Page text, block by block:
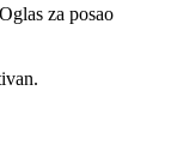
Oglas za posao